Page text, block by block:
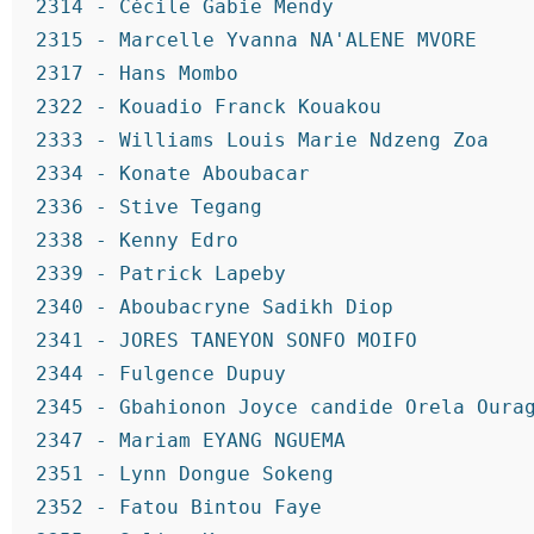
2314 - Cécile Gabie Mendy
2315 - Marcelle Yvanna NA'ALENE MVORE
2317 - Hans Mombo
2322 - Kouadio Franck Kouakou
2333 - Williams Louis Marie Ndzeng Zoa
2334 - Konate Aboubacar
2336 - Stive Tegang
2338 - Kenny Edro
2339 - Patrick Lapeby
2340 - Aboubacryne Sadikh Diop
2341 - JORES TANEYON SONFO MOIFO
2344 - Fulgence Dupuy
2345 - Gbahionon Joyce candide Orela
2347 - Mariam EYANG NGUEMA
2351 - Lynn Dongue Sokeng
2352 - Fatou Bintou Faye